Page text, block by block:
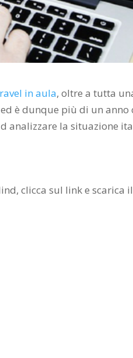
in aula, oltre a tutta
è dunque più di un anno
analizzare la situazione
clicca sul link e scarica